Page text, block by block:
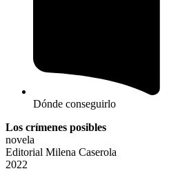
Dónde conseguirlo
Los crímenes posibles
novela
Editorial Milena Caserola
2022